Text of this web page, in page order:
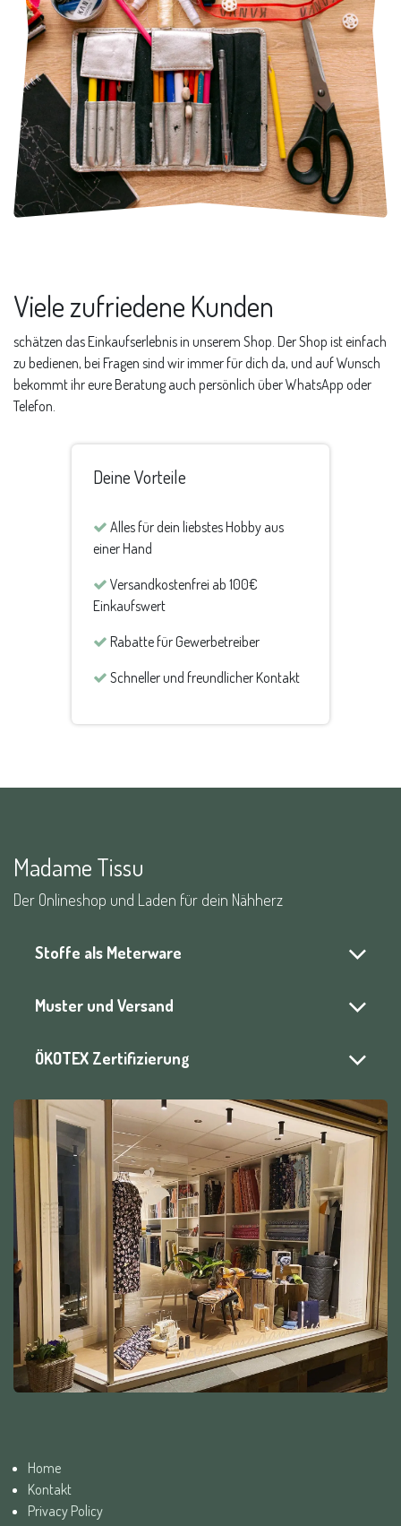
Viele zufriedene Kunden
schätzen das Einkaufserlebnis in unserem Shop. Der Shop ist einfach
zu bedienen, bei Fragen sind wir immer für dich da, und auf Wunsch
bekommt ihr eure Beratung auch persönlich über WhatsApp oder
Telefon.
Deine Vorteile
Alles für dein liebstes Hobby aus
einer Hand
Versandkostenfrei ab 100€
Einkaufswert
Rabatte für Gewerbetreiber
Schneller und freundlicher Kontakt
Madame Tissu
Der Onlineshop und Laden für dein Nähherz
Stoffe als Meterware
Muster und Versand
ÖKOTEX Zertifizierung
Home
Kontakt
Privacy Policy